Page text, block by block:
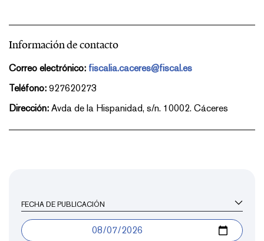
Información de contacto
Correo electrónico: fiscalia.caceres@fiscal.es
Teléfono: 927620273
Dirección: Avda de la Hispanidad, s/n. 10002. Cáceres
FECHA DE PUBLICACIÓN